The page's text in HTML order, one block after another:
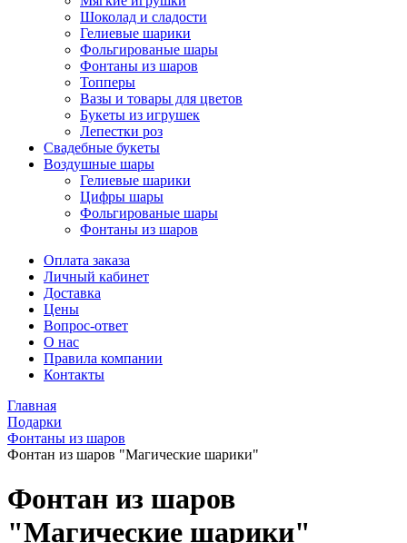
Шоколад и сладости
Гелиевые шарики
Фольгированые шары
Фонтаны из шаров
Топперы
Вазы и товары для цветов
Букеты из игрушек
Лепестки роз
Свадебные букеты
Воздушные шары
Гелиевые шарики
Цифры шары
Фольгированые шары
Фонтаны из шаров
Оплата заказа
Личный кабинет
Доставка
Цены
Вопрос-ответ
О нас
Правила компании
Контакты
Главная
Подарки
Фонтаны из шаров
Фонтан из шаров "Магические шарики"
Фонтан из шаров
"Магические шарики"